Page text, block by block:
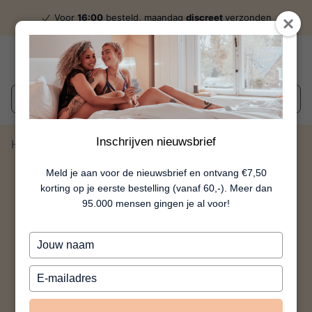
Inschrijven nieuwsbrief
Meld je aan voor de nieuwsbrief en ontvang €7,50
korting op je eerste bestelling (vanaf 60,-). Meer dan
95.000 mensen gingen je al voor!
Typ
je
naam
Typ
je
e-
Voor 16:00 besteld, maandag discreetverzonden
Wat zoek je?
Home Bodyfoam Seductive